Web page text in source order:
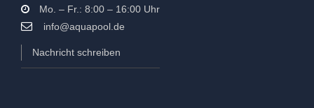
Mo. – Fr.: 8:00 – 16:00 Uhr
info@aquapool.de
Nachricht schreiben